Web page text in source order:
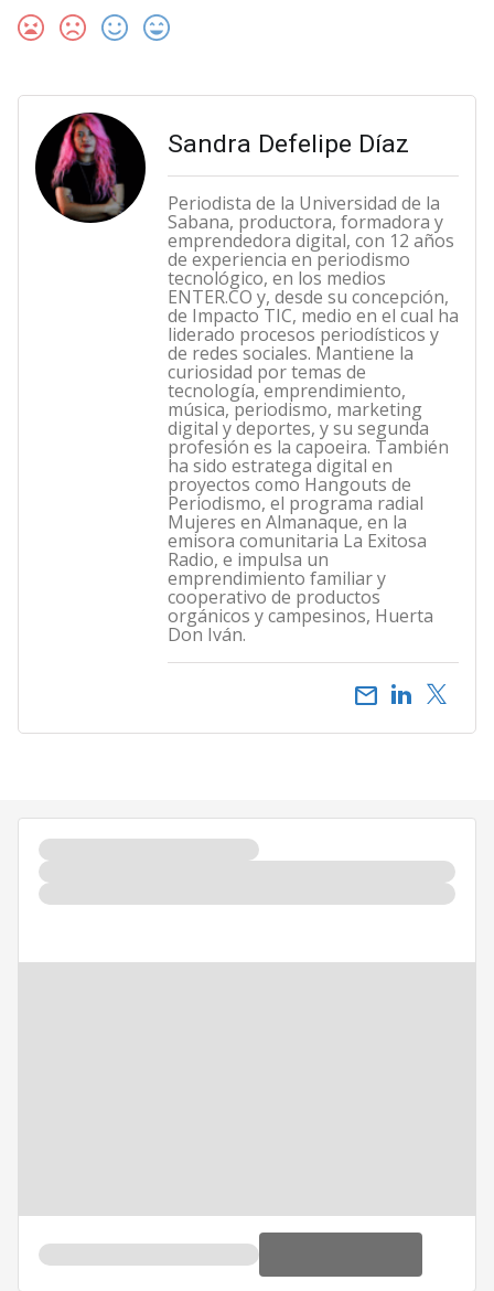
Sandra Defelipe Díaz
Periodista de la Universidad de la
Sabana, productora, formadora y
emprendedora digital, con 12 años
de experiencia en periodismo
tecnológico, en los medios
ENTER.CO y, desde su concepción,
de Impacto TIC, medio en el cual ha
liderado procesos periodísticos y
de redes sociales. Mantiene la
curiosidad por temas de
tecnología, emprendimiento,
música, periodismo, marketing
digital y deportes, y su segunda
profesión es la capoeira. También
ha sido estratega digital en
proyectos como Hangouts de
Periodismo, el programa radial
Mujeres en Almanaque, en la
emisora comunitaria La Exitosa
Radio, e impulsa un
emprendimiento familiar y
cooperativo de productos
orgánicos y campesinos, Huerta
Don Iván.
email